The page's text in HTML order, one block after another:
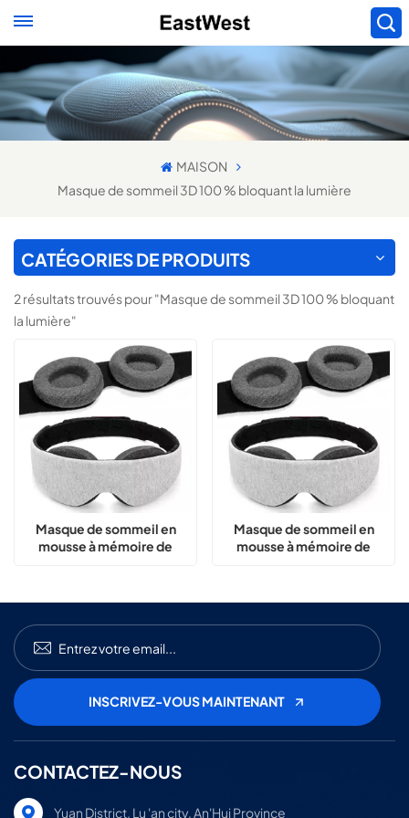
MAISON
Masque de sommeil 3D 100 % bloquant la lumière
CATÉGORIES DE PRODUITS
2 résultats trouvés pour "Masque de sommeil 3D 100 % bloquant
la lumière"
Masque de sommeil en
mousse à mémoire de
Masque de sommeil en
mousse à mémoire de
CONTACTEZ-NOUS
Yuan District, Lu 'an city, An'Hui Province